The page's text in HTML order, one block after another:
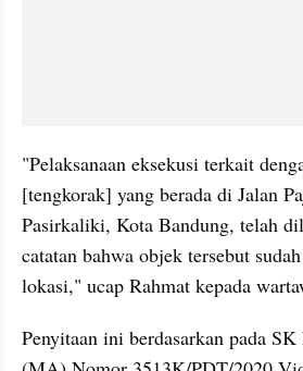
"Pelaksanaan eksekusi terkait
[tengkorak] yang berada di Jalan
Pasirkaliki, Kota Bandung, telah
catatan bahwa objek tersebut
lokasi," ucap Rahmat kepada
Penyitaan ini berdasarkan pada